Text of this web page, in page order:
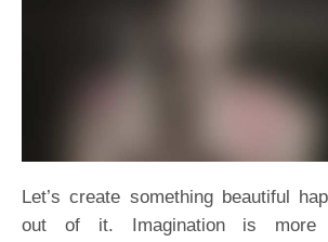
Let’s create something beautiful
out of it. Imagination is more